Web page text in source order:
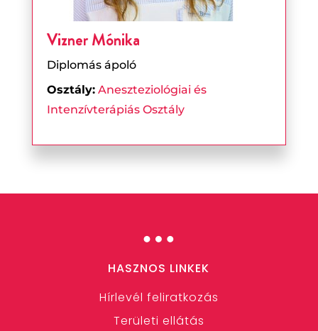
Vizner Mónika
Diplomás ápoló
Osztály: Aneszteziológiai és
Intenzívterápiás Osztály
…
HASZNOS LINKEK
Hírlevél feliratkozás
Területi ellátás